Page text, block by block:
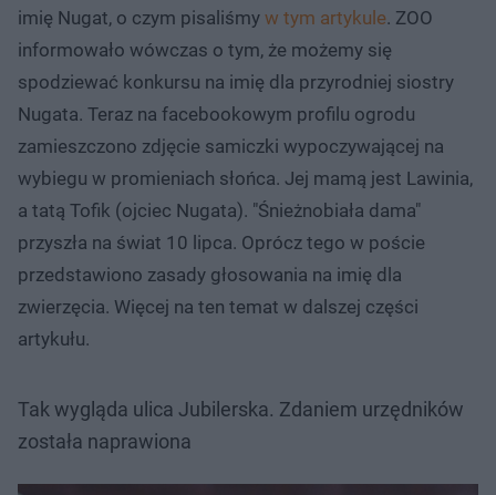
imię Nugat, o czym pisaliśmy w tym artykule. ZOO
informowało wówczas o tym, że możemy się
spodziewać konkursu na imię dla przyrodniej siostry
Nugata. Teraz na facebookowym profilu ogrodu
zamieszczono zdjęcie samiczki wypoczywającej na
wybiegu w promieniach słońca. Jej mamą jest Lawinia,
a tatą Tofik (ojciec Nugata). "Śnieżnobiała dama"
przyszła na świat 10 lipca. Oprócz tego w poście
przedstawiono zasady głosowania na imię dla
zwierzęcia. Więcej na ten temat w dalszej części
artykułu.
Tak wygląda ulica Jubilerska. Zdaniem urzędników
została naprawiona